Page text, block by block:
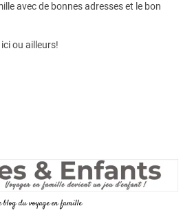
avec de bonnes adresses et le bon
ou ailleurs!
blog du voyage en famille